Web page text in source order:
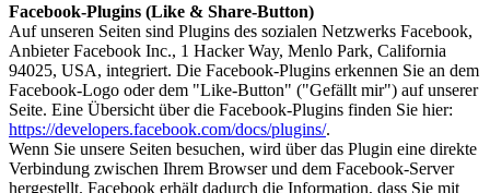
Facebook-Plugins (Like & Share-Button)
Auf unseren Seiten sind Plugins des sozialen Netzwerks Facebook,
Anbieter Facebook Inc., 1 Hacker Way, Menlo Park, California
94025, USA, integriert. Die Facebook-Plugins erkennen Sie an dem
Facebook-Logo oder dem "Like-Button" ("Gefällt mir") auf unserer
Seite. Eine Übersicht über die Facebook-Plugins finden Sie hier:
https://developers.facebook.com/docs/plugins/.
Wenn Sie unsere Seiten besuchen, wird über das Plugin eine direkte
Verbindung zwischen Ihrem Browser und dem Facebook-Server
hergestellt. Facebook erhält dadurch die Information, dass Sie mit